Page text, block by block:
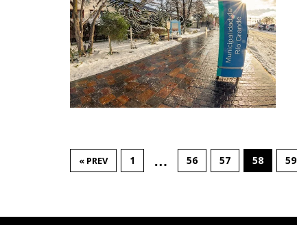
« PREV 1 … 56 57 58 59